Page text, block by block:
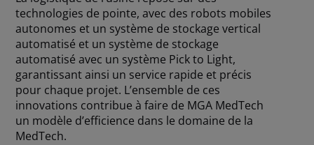
technologies de pointe, avec des robots mobiles
autonomes et un système de stockage vertical
automatisé et un système de stockage
automatisé avec un système Pick to Light,
garantissant ainsi un service rapide et précis
pour chaque projet. L’ensemble de ces
innovations contribue à faire de MGA MedTech
un modèle d’efficience dans le domaine de la
MedTech.